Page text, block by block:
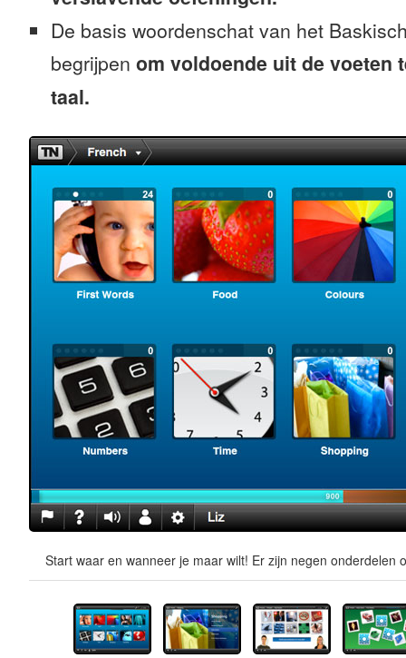
De basis woordenschat van het
begrijpen om voldoende uit de voeten
taal.
Start waar en wanneer je maar wilt! Er zijn negen onderdelen